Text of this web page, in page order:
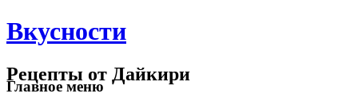
Вкусности
Рецепты от Дайкири
Главное меню